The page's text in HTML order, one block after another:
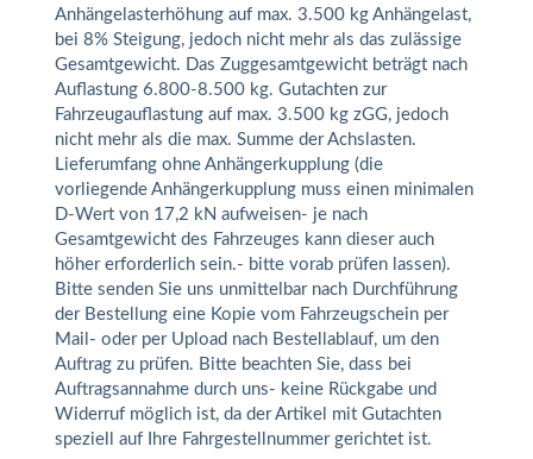
Anhängelasterhöhung auf max. 3.500 kg Anhängelast,
bei 8% Steigung, jedoch nicht mehr als das zulässige
Gesamtgewicht. Das Zuggesamtgewicht beträgt nach
Auflastung 6.800-8.500 kg. Gutachten zur
Fahrzeugauflastung auf max. 3.500 kg zGG, jedoch
nicht mehr als die max. Summe der Achslasten.
Lieferumfang ohne Anhängerkupplung (die
vorliegende Anhängerkupplung muss einen minimalen
D-Wert von 17,2 kN aufweisen- je nach
Gesamtgewicht des Fahrzeuges kann dieser auch
höher erforderlich sein.- bitte vorab prüfen lassen).
Bitte senden Sie uns unmittelbar nach Durchführung
der Bestellung eine Kopie vom Fahrzeugschein per
Mail- oder per Upload nach Bestellablauf, um den
Auftrag zu prüfen. Bitte beachten Sie, dass bei
Auftragsannahme durch uns- keine Rückgabe und
Widerruf möglich ist, da der Artikel mit Gutachten
speziell auf Ihre Fahrgestellnummer gerichtet ist.